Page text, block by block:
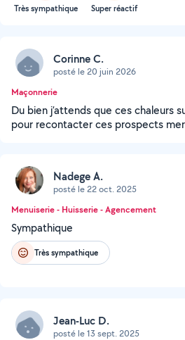
Très sympathique Super réactif
Corinne C.
posté le 20 juin 2026
Maçonnerie
Du bien j’attends que ces chaleurs
pour recontacter ces prospects
Nadege A.
posté le 22 oct. 2025
Menuiserie - Huisserie - Agencement
Sympathique
Très sympathique
Jean-Luc D.
posté le 13 sept. 2025